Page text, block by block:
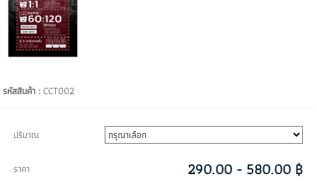
รหัสสินค้า :CCT002
ปริมาณ
ราคา 290.00 - 580.00 ฿